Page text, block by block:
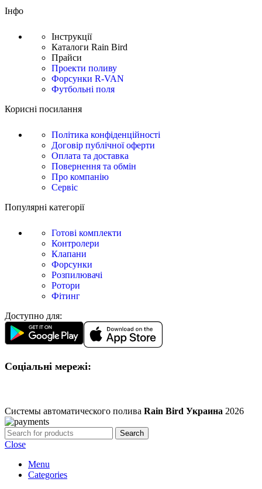
Інфо
Інструкції
Каталоги Rain Bird
Прайси
Проекти поливу
Форсунки R-VAN
Футбольні поля
Корисні посилання
Політика конфіденційності
Договір публічної оферти
Оплата та доставка
Повернення та обмін
Про компанію
Сервіс
Популярні категорії
Готові комплекти
Контролери
Клапани
Форсунки
Розпилювачі
Ротори
Фітинг
Доступно для:
Соціальні мережі:
Системы автоматического полива Rain Bird Украина 2026
Search
Close
Menu
Categories